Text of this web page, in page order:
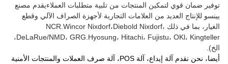
توفير ضمان قوي لتمكين المنتجات من تلبية متطلبات العملاءيقدم مصنع
يينسو للإنتاج العديد من العلامات التجارية لأجهزة الصراف الآلي وقطع
الغيار، بما في ذلك NCR.Wincor Nixdorf،Diebold Nixdorf،
DeLaRue/NMD، GRG.Hyosung، Hitachi، Fujistu، OKl، Kingteller،
الخ).
أيضا، نحن نقدم آلة إيداع، آلة POS، آلة صرف العملات والمنتجات الأمنية